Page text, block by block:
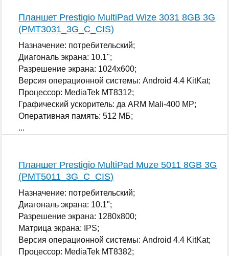
Планшет Prestigio MultiPad Wize 3031 8GB 3G
(PMT3031_3G_C_CIS)
Назначение: потребительский;
Диагональ экрана: 10.1";
Разрешение экрана: 1024x600;
Версия операционной системы: Android 4.4 KitKat;
Процессор: MediaTek MT8312;
Графический ускоритель: да ARM Mali-400 MP;
Оперативная память: 512 МБ;
...
Планшет Prestigio MultiPad Muze 5011 8GB 3G
(PMT5011_3G_C_CIS)
Назначение: потребительский;
Диагональ экрана: 10.1";
Разрешение экрана: 1280x800;
Матрица экрана: IPS;
Версия операционной системы: Android 4.4 KitKat;
Процессор: MediaTek MT8382;